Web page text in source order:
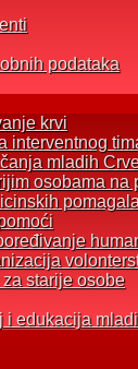
podataka
krvi
interventnog
mladih
osobama
starije osobe
i edukacija